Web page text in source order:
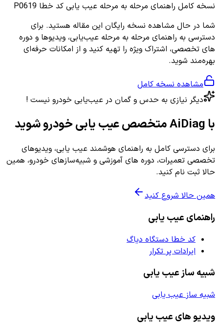
نسخه کامل راهنمای مرحله به مرحله عیب یابی کد خطا P0619
شما در حال مشاهده نسخه رایگان این مقاله هستید. برای
دسترسی به راهنمای مرحله به مرحله عیب‌یابی، ویدیوها و دوره
های تخصصی، اشتراک ویژه را تهیه کنید و از امکانات حرفه‌ای
بهره‌مند شوید.
مشاهده نسخه کامل
دیگر نیازی به حدس و گمان در عیب‌یابی خودرو نیست !
با AiDiag متخصص عیب یابی خودرو شوید
برای دسترسی کامل به راهنمای هوشمند عیب یابی، ویدیوهای
تخصصی تعمیرات، دوره های آموزشی و شبیه‌سازهای خودرو، همین
حالا ثبت نام کنید.
همین حالا شروع کنید
راهنمای عیب یابی
کد خطا دستگاه دیاگ
ایرادات پر تکرار
شبیه ساز عیب یابی
شبیه ساز عیب یابی
ویدیو های عیب یابی